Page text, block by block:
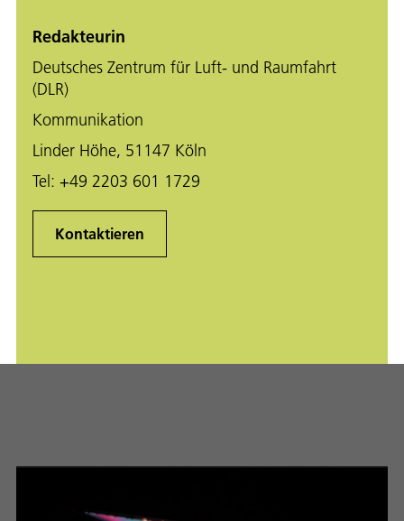
Redakteurin
Deutsches Zentrum für Luft- und Raumfahrt
(DLR)
Kommunikation
Linder Höhe, 51147 Köln
Tel: +49 2203 601 1729
Kontaktieren